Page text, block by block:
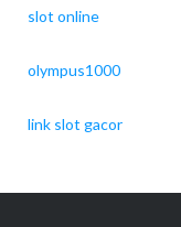
slot online
olympus1000
link slot gacor